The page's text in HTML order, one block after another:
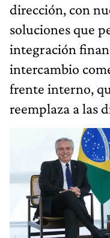
dirección, con
soluciones que
integración
intercambio
frente interno,
reemplaza a las